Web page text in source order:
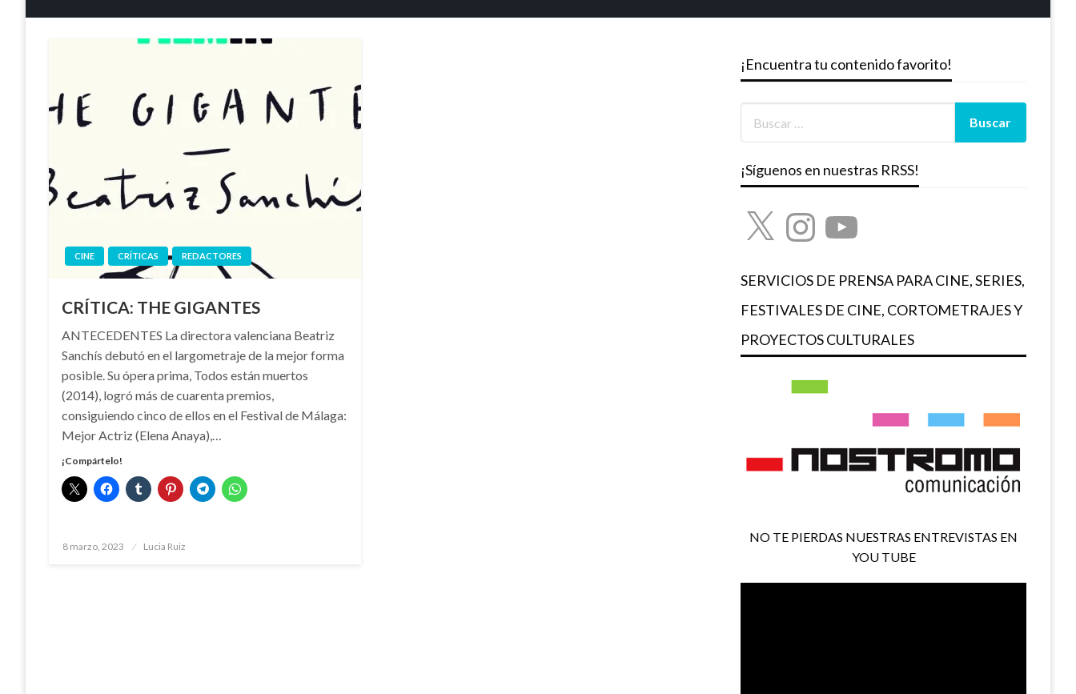
CINE CRÍTICAS REDACTORES
CRÍTICA: THE GIGANTES
ANTECEDENTES La directora valenciana Beatriz
Sanchís debutó en el largometraje de la mejor forma
posible. Su ópera prima, Todos están muertos
(2014), logró más de cuarenta premios,
consiguiendo cinco de ellos en el Festival de Málaga:
Mejor Actriz (Elena Anaya),…
¡Compártelo!
Publicado
8 marzo, 2023 Lucia Ruiz
¡Encuentra tu contenido favorito!
¡Síguenos en nuestras RRSS!
X InstagramYouTube
SERVICIOS DE PRENSA PARA CINE, SERIES,
FESTIVALES DE CINE, CORTOMETRAJES Y
PROYECTOS CULTURALES
NO TE PIERDAS NUESTRAS ENTREVISTAS EN
YOU TUBE